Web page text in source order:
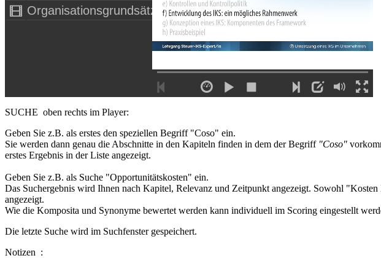
Organisationsgrundsätze
SUCHE oben rechts im Player:
Geben Sie z.B. als erstes den speziellen Begriff "Coso" ein.
Sie werden dann genau die Abschnitte in den Kapiteln finden in dem der Begriff "Coso"
erstes Ergebnis in der Liste angezeigt.
Geben Sie z.B. als Suche "Opportunitätskosten" ein.
Das Suchergebnis wird Ihnen nach Kapitel, Relevanz und Zeitpunkt angezeigt. Sowohl
angezeigt.
Wie die Komposita und Synonyme bewertet werden kann individuell im Scoring eingestellt
Die letzte Suche wird im Suchfenster gespeichert.
Notizen :